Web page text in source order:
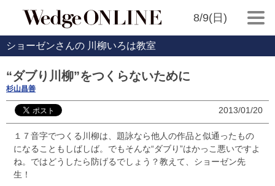
8/9(日)
ショーゼンさんの 川柳いろは教室
“ダブり川柳”をつくらないために
杉山昌善
2013/01/20
１７音字でつくる川柳は、題詠なら他人の作品と似通ったもの
になることもしばしば。でもそんな“ダブり”はかっこ悪いですよ
ね。ではどうしたら防げるでしょう？教えて、ショーゼン先
生！